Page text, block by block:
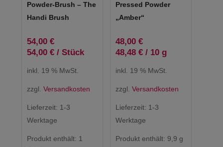
Powder-Brush – The
Handi Brush
54,00 €
54,00 €/ Stück
inkl. 19 % MwSt.
zzgl. Versandkosten
Lieferzeit: 1-3
Werktage
Produkt enthält: 1
Pressed Powder
„amber“
48,00 €
48,48 €/ 10 g
inkl. 19 % MwSt.
zzgl. Versandkosten
Lieferzeit: 1-3
Werktage
Produkt enthält: 9,9 g